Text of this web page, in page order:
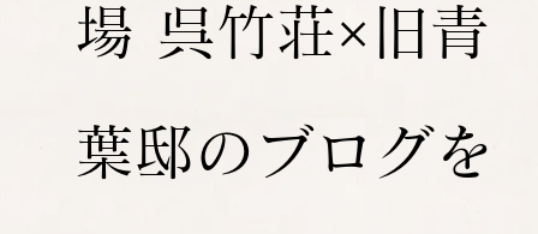
場 呉竹荘×旧青
葉邸のブログを